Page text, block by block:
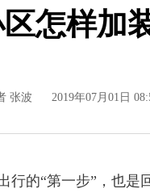
怎样加
张波 2019年07月01日
的“第一步”，也是